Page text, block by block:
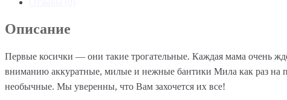
Описание
Первые косички — они такие трогательные. Каждая мама очень
вниманию аккуратные, милые и нежные бантики Мила как раз
необычные. Мы уверенны, что Вам захочется их все!